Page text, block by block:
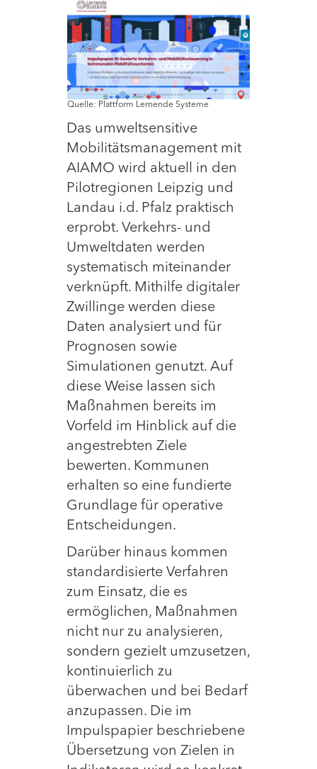
Quelle: Plattform Lernende Systeme
Das umweltsensitive
Mobilitätsmanagement mit
AIAMO wird aktuell in den
Pilotregionen Leipzig und
Landau i.d. Pfalz praktisch
erprobt. Verkehrs- und
Umweltdaten werden
systematisch miteinander
verknüpft. Mithilfe digitaler
Zwillinge werden diese
Daten analysiert und für
Prognosen sowie
Simulationen genutzt. Auf
diese Weise lassen sich
Maßnahmen bereits im
Vorfeld im Hinblick auf die
angestrebten Ziele
bewerten. Kommunen
erhalten so eine fundierte
Grundlage für operative
Entscheidungen.
Darüber hinaus kommen
standardisierte Verfahren
zum Einsatz, die es
ermöglichen, Maßnahmen
nicht nur zu analysieren,
sondern gezielt umzusetzen,
kontinuierlich zu
überwachen und bei Bedarf
anzupassen. Die im
Impulspapier beschriebene
Übersetzung von Zielen in